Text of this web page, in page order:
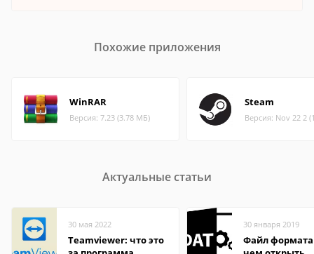
Похожие приложения
WinRAR
Версия: 7.23 (3.78 МБ)
Steam
Версия: Nov 22 2
Актуальные статьи
30 мая 2022
Teamviewer: что это
30 января 2019
Файл формата